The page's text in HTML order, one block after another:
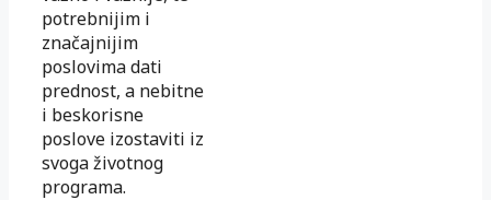
potrebnijim i
značajnijim
poslovima dati
prednost, a nebitne
i beskorisne
poslove izostaviti iz
svoga životnog
programa.